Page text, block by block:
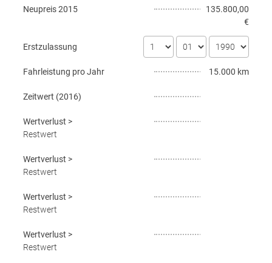
Neupreis2015
135.800,00
€
Erstzulassung
Fahrleistung pro Jahr 15.000 km
Zeitwert (2016)
Wertverlust >
Restwert
Wertverlust >
Restwert
Wertverlust >
Restwert
Wertverlust >
Restwert